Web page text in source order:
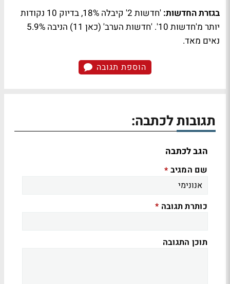
בגזרת החדשות:
'חדשות 2' קיבלה 18%, בדיוק 10 נקודות
יותר מ'חדשות 10'. 'חדשות הערב' (כאן 11) הניבה 5.9%
נאים מאד.
הוספת תגובה
תגובות לכתבה:
הגב לכתבה
שם המגיב *
כותרת תגובה *
תוכן התגובה